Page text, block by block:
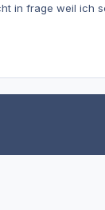
in frage weil ich